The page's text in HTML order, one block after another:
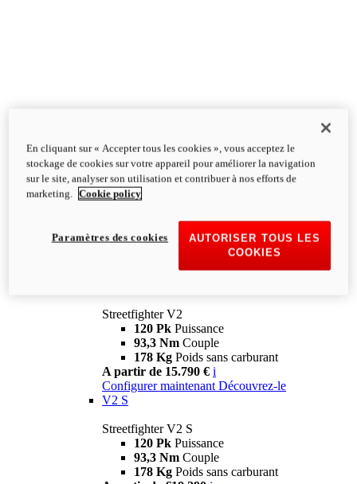
Streetfighter V2
120 Pk Puissance
93,3 Nm Couple
178 Kg Poids sans carburant
A partir de 15.790 € i
Configurer maintenant Découvrez-le
V2 S
Streetfighter V2 S
120 Pk Puissance
93,3 Nm Couple
178 Kg Poids sans carburant
En cliquant sur « Accepter tous les cookies », vous acceptez le
stockage de cookies sur votre appareil pour améliorer la navigation
sur le site, analyser son utilisation et contribuer à nos efforts de
marketing.
Cookie policy
AUTORISER TOUS LES
COOKIES
Paramètres des cookies